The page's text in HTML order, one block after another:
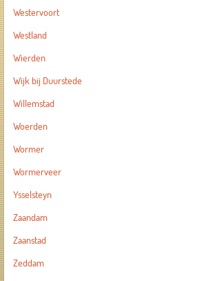
Westervoort
Westland
Wierden
Wijk bij Duurstede
Willemstad
Woerden
Wormer
Wormerveer
Ysselsteyn
Zaandam
Zaanstad
Zeddam